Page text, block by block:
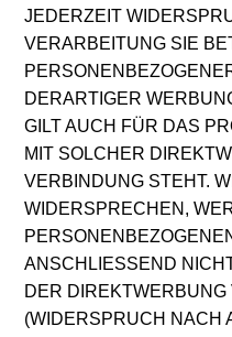
JEDERZEIT
VERARBEITUNG SIE
DERARTIGER
GILT AUCH FÜR DAS
MIT SOLCHER
VERBINDUNG STEHT.
WIDERSPRECHEN,
ANSCHLIESSEND
DER
(WIDERSPRUCH NACH